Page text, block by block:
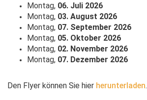
Montag, 06. Juli 2026
Montag, 03. August 2026
Montag, 07. September 2026
Montag, 05. Oktober 2026
Montag, 02. November 2026
Montag, 07. Dezember 2026
Den Flyer können Sie hier herunterladen.